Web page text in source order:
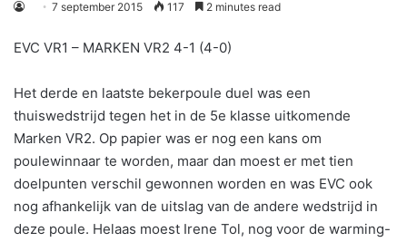
7 september 2015 117 2 minutes read
EVC VR1 – MARKEN VR2 4-1 (4-0)
Het derde en laatste bekerpoule duel was een
thuiswedstrijd tegen het in de 5e klasse uitkomende
Marken VR2. Op papier was er nog een kans om
poulewinnaar te worden, maar dan moest er met tien
doelpunten verschil gewonnen worden en was EVC ook
nog afhankelijk van de uitslag van de andere wedstrijd in
deze poule. Helaas moest Irene Tol, nog voor de warming-